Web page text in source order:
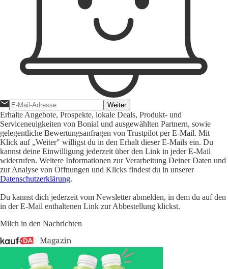
Weiter
Erhalte Angebote, Prospekte, lokale Deals, Produkt- und
Serviceneuigkeiten von Bonial und ausgewählten Partnern, sowie
gelegentliche Bewertungsanfragen von Trustpilot per E-Mail. Mit
Klick auf „Weiter" willigst du in den Erhalt dieser E-Mails ein. Du
kannst deine Einwilligung jederzeit über den Link in jeder E-Mail
widerrufen. Weitere Informationen zur Verarbeitung Deiner Daten und
zur Analyse von Öffnungen und Klicks findest du in unserer
Datenschutzerklärung.
Du kannst dich jederzeit vom Newsletter abmelden, in dem du auf den
in der E-Mail enthaltenen Link zur Abbestellung klickst.
Milch in den Nachrichten